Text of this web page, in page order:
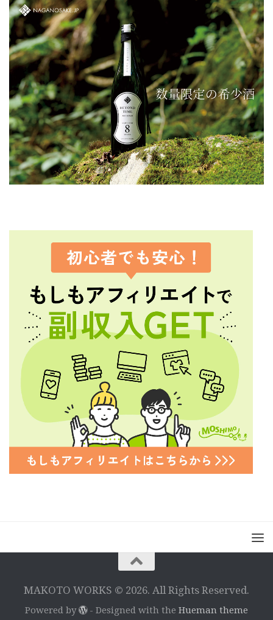
MAKOTO WORKS © 2026. All Rights Reserved.
Powered by - Designed with theHueman theme